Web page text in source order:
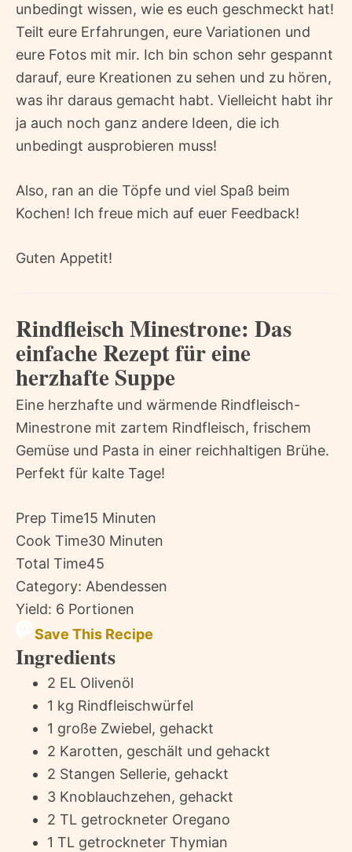
unbedingt wissen, wie es euch geschmeckt hat!
Teilt eure Erfahrungen, eure Variationen und
eure Fotos mit mir. Ich bin schon sehr gespannt
darauf, eure Kreationen zu sehen und zu hören,
was ihr daraus gemacht habt. Vielleicht habt ihr
ja auch noch ganz andere Ideen, die ich
unbedingt ausprobieren muss!
Also, ran an die Töpfe und viel Spaß beim
Kochen! Ich freue mich auf euer Feedback!
Guten Appetit!
Rindfleisch Minestrone: Das
einfache Rezept für eine
herzhafte Suppe
Eine herzhafte und wärmende Rindfleisch-
Minestrone mit zartem Rindfleisch, frischem
Gemüse und Pasta in einer reichhaltigen Brühe.
Perfekt für kalte Tage!
Prep Time15 Minuten
Cook Time30 Minuten
Total Time45
Category: Abendessen
Yield: 6 Portionen
Save This Recipe
Ingredients
2 EL Olivenöl
1 kg Rindfleischwürfel
1 große Zwiebel, gehackt
2 Karotten, geschält und gehackt
2 Stangen Sellerie, gehackt
3 Knoblauchzehen, gehackt
2 TL getrockneter Oregano
1 TL getrockneter Thymian